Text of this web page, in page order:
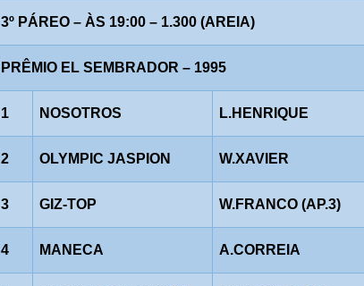
3º PÁREO – ÀS 19:00 – 1.300 (AREIA)
PRÊMIO EL SEMBRADOR – 1995
1 NOSOTROS L.HENRIQUE
2 OLYMPIC JASPION W.XAVIER
3 GIZ-TOP W.FRANCO (AP.3)
4 MANECA A.CORREIA